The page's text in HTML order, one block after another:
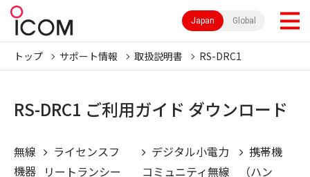
Japan Global
トップ サポート情報 取扱説明書 RS-DRC1
RS-DRC1 ご利用ガイド ダウンロード
無線
機器
ライセンスフ
リートランシー
デジタル小電力
コミュニティ無線
携帯機
（ハン